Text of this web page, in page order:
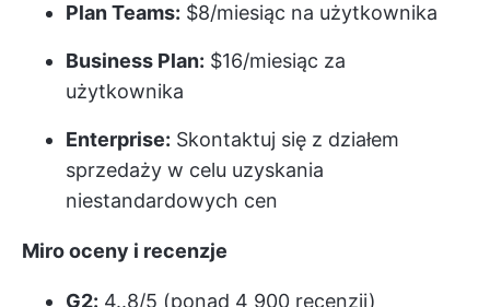
Plan Teams: $8/miesiąc na użytkownika
Business Plan: $16/miesiąc za
użytkownika
Enterprise: Skontaktuj się z działem
sprzedaży w celu uzyskania
niestandardowych cen
Miro oceny i recenzje
G2: 4..8/5 (ponad 4 900 recenzji)